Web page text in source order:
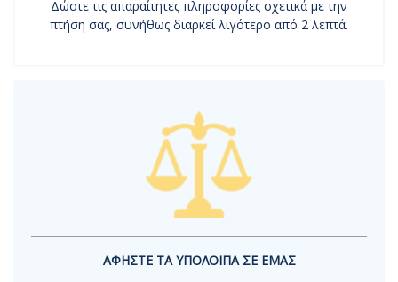
Δώστε τις απαραίτητες πληροφορίες σχετικά με την
πτήση σας, συνήθως διαρκεί λιγότερο από 2 λεπτά.
ΑΦΗΣΤΕ ΤΑ ΥΠΟΛΟΙΠΑ ΣΕ ΕΜΑΣ